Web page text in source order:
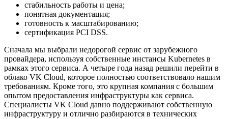
стабильность работы и цена;
понятная документация;
готовность к масштабированию;
сертификация PCI DSS.
Сначала мы выбрали недорогой сервис от зарубежного
провайдера, используя собственные инстансы Kubernetes в
рамках этого сервиса. А четыре года назад решили перейти в
облако VK Сloud, которое полностью соответствовало нашим
требованиям. Кроме того, это крупная компания с большим
опытом предоставления инфраструктуры как сервиса.
Специалисты VK Cloud давно поддерживают собственную
инфраструктуру и отлично разбираются в технических